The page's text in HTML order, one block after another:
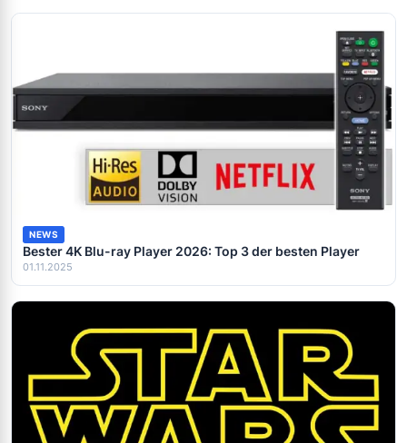
NEWS
Bester 4K Blu-ray Player 2026: Top 3 der besten Player
01.11.2025